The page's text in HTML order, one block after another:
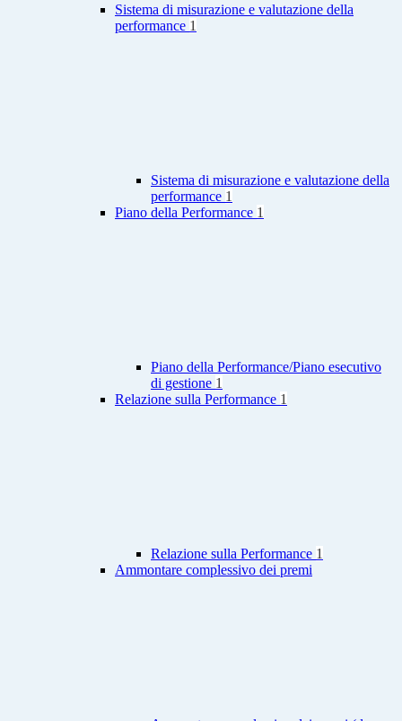
Sistema di misurazione e valutazione della
performance 1
Sistema di misurazione e valutazione della
performance 1
Piano della Performance 1
Piano della Performance/Piano esecutivo
di gestione 1
Relazione sulla Performance 1
Relazione sulla Performance 1
Ammontare complessivo dei premi